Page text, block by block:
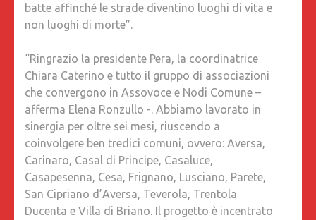
batte affinché le strade diventino luoghi di vita e
non luoghi di morte”.
“Ringrazio la presidente Pera, la coordinatrice
Chiara Caterino e tutto il gruppo di associazioni
che convergono in Assovoce e Nodi Comune –
afferma Elena Ronzullo -. Abbiamo lavorato in
sinergia per oltre sei mesi, riuscendo a
coinvolgere ben tredici comuni, ovvero: Aversa,
Carinaro, Casal di Principe, Casaluce,
Casapesenna, Cesa, Frignano, Lusciano, Parete,
San Cipriano d’Aversa, Teverola, Trentola
Ducenta e Villa di Briano. Il progetto è incentrato